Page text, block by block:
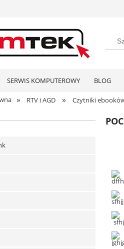
SERWIS KOMPUTEROWY BLOG
» RTV i AGD » Czytniki